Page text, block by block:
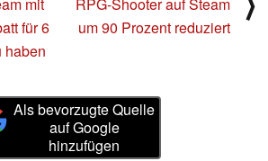
für 6
haben
um 90 Prozent reduziert
Als bevorzugte Quelle
auf Google
hinzufügen